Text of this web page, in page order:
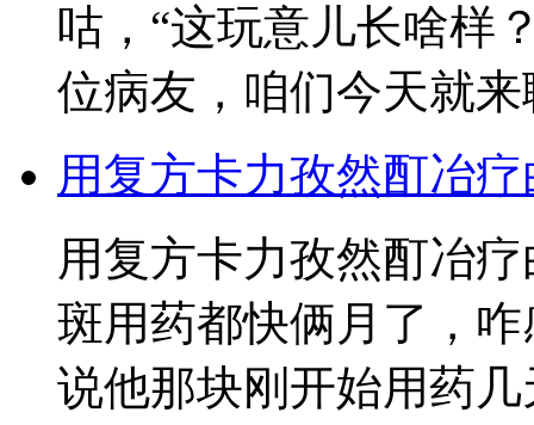
咕，“这玩意儿长啥样
位病友，咱们今天就来
用复方卡力孜然酊冶
用复方卡力孜然酊冶
斑用药都快俩月了，
说他那块刚开始用药